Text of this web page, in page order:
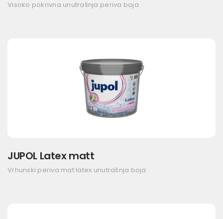
Visoko pokrivna unutrašnja periva boja
JUPOL Latex matt
Vrhunski periva mat latex unutrašnja boja